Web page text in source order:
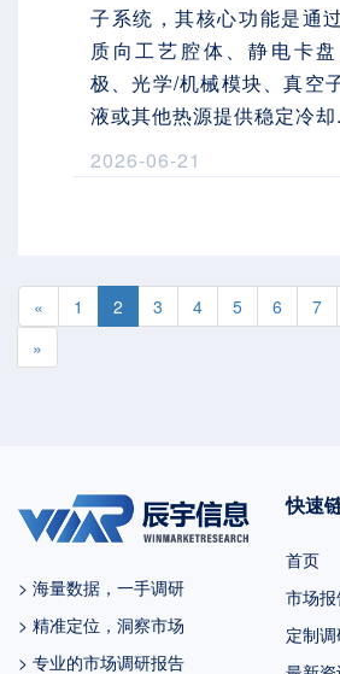
子系统，其核心功能是通
质向工艺腔体、静电卡
极、光学/机械模块、真空
液或其他热源提供稳定冷却
2026-06-21
« 1 2 3 4 5 6 7
»
> 海量数据，一手调研
> 精准定位，洞察市场
> 专业的市场调研报告
快速
首页
市场
定制